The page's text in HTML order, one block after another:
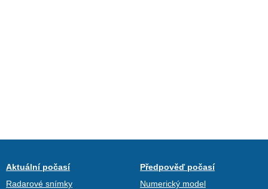
Aktuální počasí
Radarové snímky
Předpověď počasí
Numerický model